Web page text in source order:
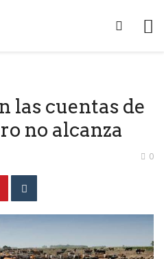
las cuentas de
no alcanza
0